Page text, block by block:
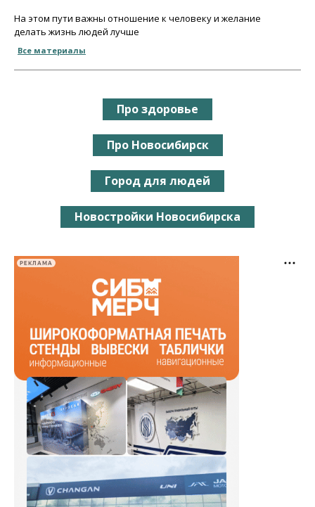
На этом пути важны отношение к человеку и желание
делать жизнь людей лучше
Все материалы
Про здоровье
Про Новосибирск
Город для людей
Новостройки Новосибирска
РЕКЛАМА